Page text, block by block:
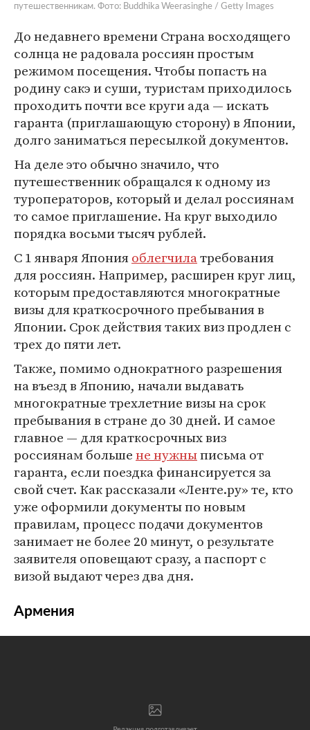
путешественникам. Фото: Buddhika Weerasinghe / Getty Images
До недавнего времени Страна восходящего
солнца не радовала россиян простым
режимом посещения. Чтобы попасть на
родину сакэ и суши, туристам приходилось
проходить почти все круги ада — искать
гаранта (приглашающую сторону) в Японии,
долго заниматься пересылкой документов.
На деле это обычно значило, что
путешественник обращался к одному из
туроператоров, который и делал россиянам
то самое приглашение. На круг выходило
порядка восьми тысяч рублей.
С 1 января Японияоблегчилатребования
для россиян. Например, расширен круг лиц,
которым предоставляются многократные
визы для краткосрочного пребывания в
Японии. Срок действия таких виз продлен с
трех до пяти лет.
Также, помимо однократного разрешения
на въезд в Японию, начали выдавать
многократные трехлетние визы на срок
пребывания в стране до 30 дней. И самое
главное — для краткосрочных виз
россиянам большене нужныписьма от
гаранта, если поездка финансируется за
свой счет. Как рассказали «Ленте.ру» те, кто
уже оформили документы по новым
правилам, процесс подачи документов
занимает не более 20 минут, о результате
заявителя оповещают сразу, а паспорт с
визой выдают через два дня.
Армения